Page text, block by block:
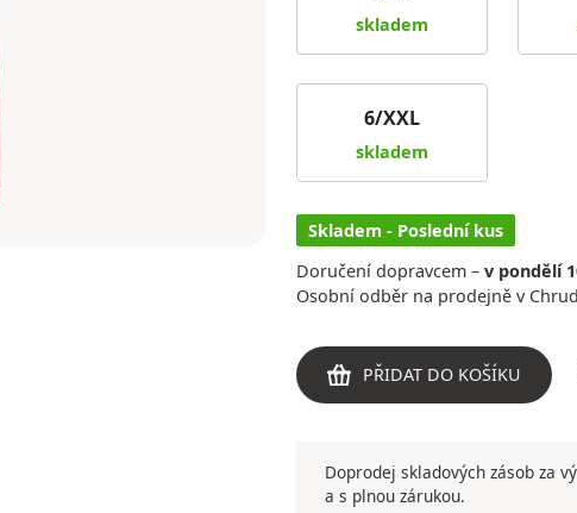
skladem
6/XXL
skladem
Skladem - Poslední kus
Doručení dopravcem – v pondělí
Osobní odběr na prodejně v
PŘIDAT DO KOŠÍKU
Doprodej skladových zásob za
a s plnou zárukou.